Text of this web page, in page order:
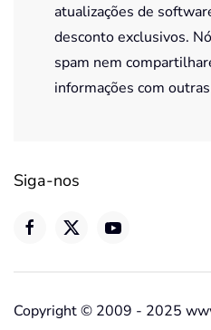
atualizações de
desconto exclusivos.
spam nem
informações com
Siga-nos
Copyright © 2009 - 2025